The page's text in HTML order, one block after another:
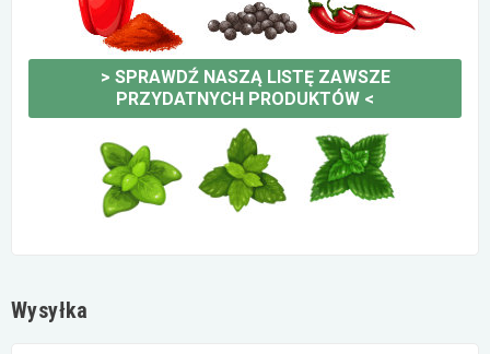
> SPRAWDŹ NASZĄ LISTĘ ZAWSZE
PRZYDATNYCH PRODUKTÓW <
Wysyłka